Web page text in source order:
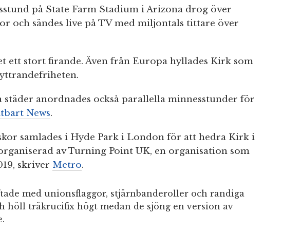
på State Farm Stadium i Arizona drog över
och sändes live på TV med miljontals tittare över
ett stort firande. Även från Europa hyllades Kirk som
städer anordnades också parallella minnesstunder för
News.
samlades i Hyde Park i London för att hedra Kirk i
av Turning Point UK, en organisation som
skriver Metro.
med unionsflaggor, stjärnbanderoller och randiga
höll träkrucifix högt medan de sjöng en version av